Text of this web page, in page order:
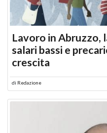
Lavoro in Abruzzo,
salari bassi e
crescita
di Redazione